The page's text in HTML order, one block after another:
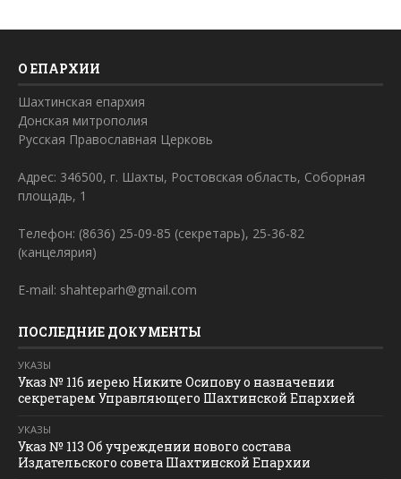
О ЕПАРХИИ
Шахтинская епархия
Донская митрополия
Русская Православная Церковь
Адрес: 346500, г. Шахты, Ростовская область, Соборная
площадь, 1
Телефон: (8636) 25-09-85 (секретарь), 25-36-82
(канцелярия)
E-mail: shahteparh@gmail.com
ПОСЛЕДНИЕ ДОКУМЕНТЫ
УКАЗЫ
Указ № 116 иерею Никите Осипову о назначении
секретарем Управляющего Шахтинской Епархией
УКАЗЫ
Указ № 113 Об учреждении нового состава
Издательского совета Шахтинской Епархии